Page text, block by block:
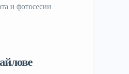
и фотосесии